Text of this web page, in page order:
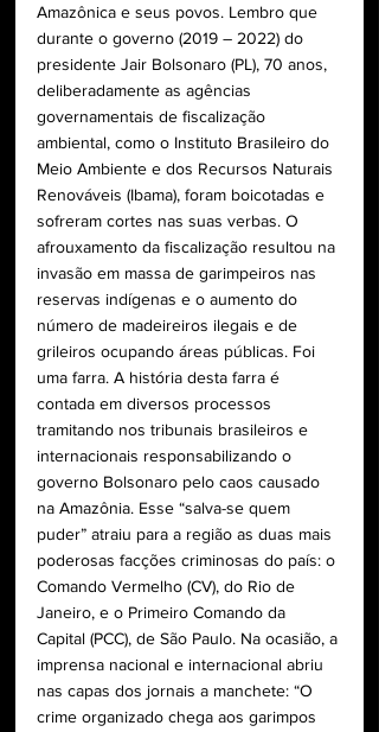
Amazônica e seus povos. Lembro que
durante o governo (2019 – 2022) do
presidente Jair Bolsonaro (PL), 70 anos,
deliberadamente as agências
governamentais de fiscalização
ambiental, como o Instituto Brasileiro do
Meio Ambiente e dos Recursos Naturais
Renováveis (Ibama), foram boicotadas e
sofreram cortes nas suas verbas. O
afrouxamento da fiscalização resultou na
invasão em massa de garimpeiros nas
reservas indígenas e o aumento do
número de madeireiros ilegais e de
grileiros ocupando áreas públicas. Foi
uma farra. A história desta farra é
contada em diversos processos
tramitando nos tribunais brasileiros e
internacionais responsabilizando o
governo Bolsonaro pelo caos causado
na Amazônia. Esse “salva-se quem
puder” atraiu para a região as duas mais
poderosas facções criminosas do país: o
Comando Vermelho (CV), do Rio de
Janeiro, e o Primeiro Comando da
Capital (PCC), de São Paulo. Na ocasião, a
imprensa nacional e internacional abriu
nas capas dos jornais a manchete: “O
crime organizado chega aos garimpos